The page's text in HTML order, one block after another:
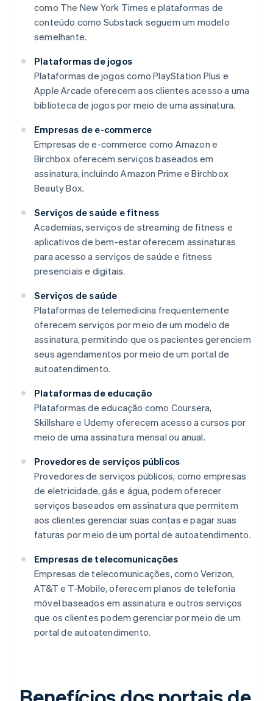
como The New York Times e plataformas de
conteúdo como Substack seguem um modelo
semelhante.
Plataformas de jogos
Plataformas de jogos como PlayStation Plus e
Apple Arcade oferecem aos clientes acesso a uma
biblioteca de jogos por meio de uma assinatura.
Empresas de e-commerce
Empresas de e-commerce como Amazon e
Birchbox oferecem serviços baseados em
assinatura, incluindo Amazon Prime e Birchbox
Beauty Box.
Serviços de saúde e fitness
Academias, serviços de streaming de fitness e
aplicativos de bem-estar oferecem assinaturas
para acesso a serviços de saúde e fitness
presenciais e digitais.
Serviços de saúde
Plataformas de telemedicina frequentemente
oferecem serviços por meio de um modelo de
assinatura, permitindo que os pacientes gerenciem
seus agendamentos por meio de um portal de
autoatendimento.
Plataformas de educação
Plataformas de educação como Coursera,
Skillshare e Udemy oferecem acesso a cursos por
meio de uma assinatura mensal ou anual.
Provedores de serviços públicos
Provedores de serviços públicos, como empresas
de eletricidade, gás e água, podem oferecer
serviços baseados em assinatura que permitem
aos clientes gerenciar suas contas e pagar suas
faturas por meio de um portal de autoatendimento.
Empresas de telecomunicações
Empresas de telecomunicações, como Verizon,
AT&T e T-Mobile, oferecem planos de telefonia
móvel baseados em assinatura e outros serviços
que os clientes podem gerenciar por meio de um
portal de autoatendimento.